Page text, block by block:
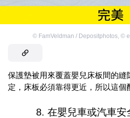
© FamVeldman / Depositphotos ©
保護墊被用來覆蓋嬰兒床板間的縫
定，床板必須靠得更近，所以這個
8. 在嬰兒車或汽車安